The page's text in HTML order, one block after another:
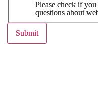
Please check if
questions about
Submit